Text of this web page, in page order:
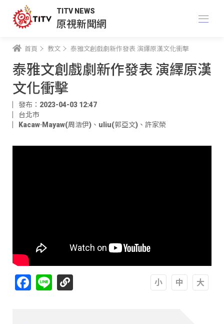
TITV NEWS
原視新聞網
首頁 教文 泰雅文創戲劇新作發表 演繹原漢文化衝擊
泰雅文創戲劇新作發表 演繹原漢
文化衝擊
發布：2023-04-03 12:47
台北市
Kacaw·Mayaw(周浩伊) 、 uliu(郭亞文) 、 許家榮
Facebook
Line